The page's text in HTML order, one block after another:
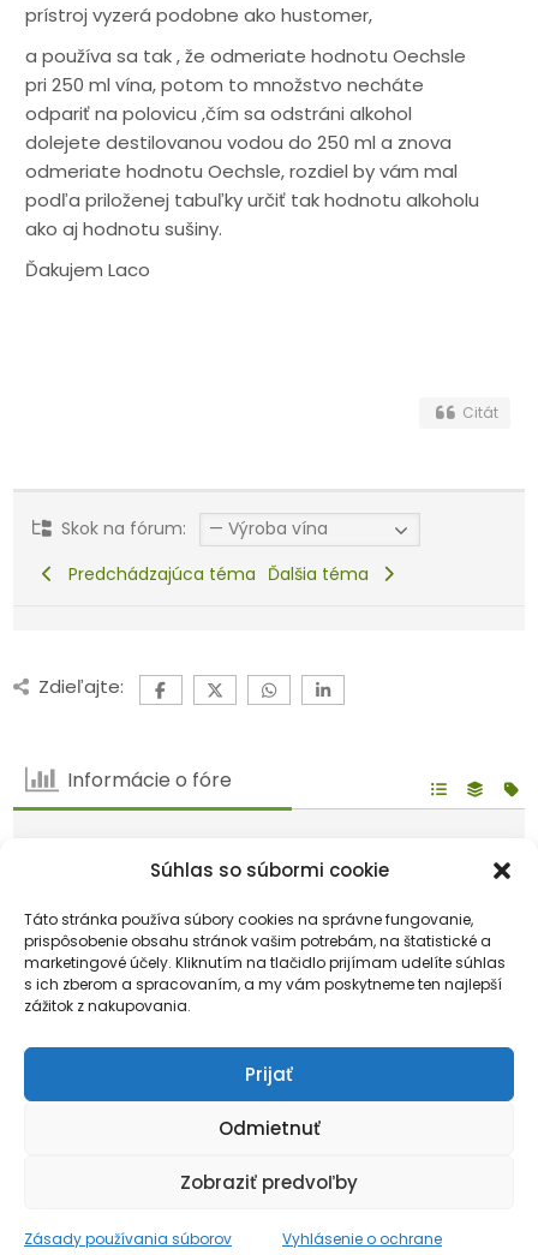
Súhlas so súbormi cookie
Táto stránka používa súbory cookies na správne fungovanie,
prispôsobenie obsahu stránok vašim potrebám, na štatistické a
marketingové účely. Kliknutím na tlačidlo prijímam udelíte súhlas
s ich zberom a spracovaním, a my vám poskytneme ten najlepší
zážitok z nakupovania.
Prijať
Odmietnuť
Zobraziť predvoľby
Zásady používania súborov Vyhlásenie o ochrane
prístroj vyzerá podobne ako hustomer,
a používa sa tak , že odmeriate hodnotu Oechsle
pri 250 ml vína, potom to množstvo necháte
odpariť na polovicu ,čím sa odstráni alkohol
dolejete destilovanou vodou do 250 ml a znova
odmeriate hodnotu Oechsle, rozdiel by vám mal
podľa priloženej tabuľky určiť tak hodnotu alkoholu
ako aj hodnotu sušiny.
Ďakujem Laco
Citát
Skok na fórum:
Predchádzajúca téma Ďalšia téma
Zdieľajte:
Informácie o fóre
169 Užívatelia
Náš najnovší člen:Ivan9
Najnovší príspevok:
Fórum neobsahuje žiadne neprečítané príspevky
Neodpovedané Odpovedal
Uzavreté